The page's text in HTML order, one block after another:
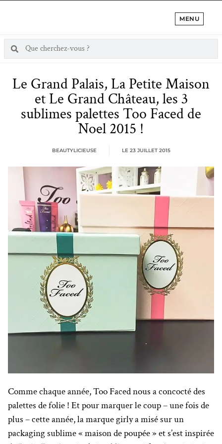
MENU
Le Grand Palais, La Petite Maison
et Le Grand Château, les 3
sublimes palettes Too Faced de
Noel 2015 !
BEAUTYLICIEUSE LE 23 JUILLET 2015
Comme chaque année, Too Faced nous a concocté des
palettes de folie ! Et pour marquer le coup – une fois de
plus – cette année, la marque girly a misé sur un
packaging sublime « maison de poupée » et s’est inspirée